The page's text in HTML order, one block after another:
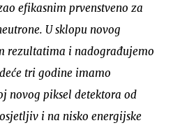
efikasnim prvenstveno za
U sklopu novog
rezultatima i nadograđujemo
tri godine imamo
novog piksel detektora od
i na nisko energijske